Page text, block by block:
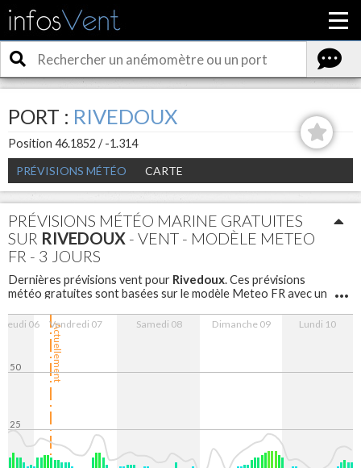
PORT : RIVEDOUX
Position 46.1852 / -1.314
PRÉVISIONS MÉTÉO
CARTE
PRÉVISIONS MÉTÉO MARINE GRATUITES
SUR RIVEDOUX - VENT - MODÈLE METEO
FR - 3 JOURS
Dernières prévisions vent pour Rivedoux. Ces prévisions
météo gratuites sont basées sur le modèle Meteo FR avec un
avec un pas d'une heure.
Actuellement
Jeudi 06 Vendredi 07 Samedi 08 Dimanche 09 Lundi 10
25
50